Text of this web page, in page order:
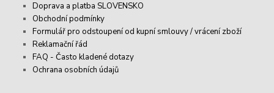
Doprava a platba SLOVENSKO
Obchodní podmínky
Formulář pro odstoupení od kupní smlouvy / vrácení zboží
Reklamační řád
FAQ - Často kladené dotazy
Ochrana osobních údajů